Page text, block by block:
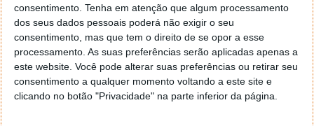
consentimento. Tenha em atenção que algum processamento
dos seus dados pessoais poderá não exigir o seu
consentimento, mas que tem o direito de se opor a esse
processamento. As suas preferências serão aplicadas apenas a
este website. Você pode alterar suas preferências ou retirar seu
consentimento a qualquer momento voltando a este site e
clicando no botão "Privacidade" na parte inferior da página.
Passo 4)Em seguida carregue em EmitirFatura ou
Fatura-Recibo.Como não tem uma atividade aberta
nas finanças, tal é considerado um ato único isolado.